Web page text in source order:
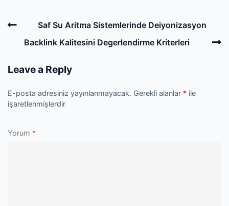
Post
navigation
PreviousSaf Su Aritma Sistemlerinde Deiyonizasyon
Backlink Kalitesini Degerlendirme Kriterleri
Leave a Reply
E-posta adresiniz yayınlanmayacak. Gerekli alanlar * ile
işaretlenmişlerdir
Yorum *